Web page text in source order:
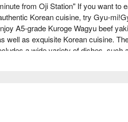
from Oji Station" If you want to
Korean cuisine, try Gyu-
A5-grade Kuroge Wagyu beef
well as exquisite Korean cuisine.
a wide variety of dishes, such
content generated by AI.